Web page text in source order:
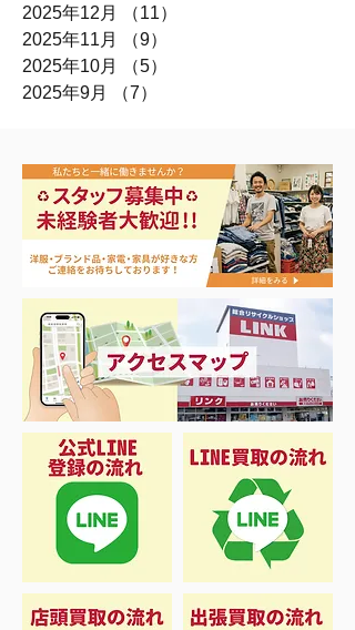
2025年12月
（11）
2025年11月
（9）
2025年10月
（5）
2025年9月
（7）